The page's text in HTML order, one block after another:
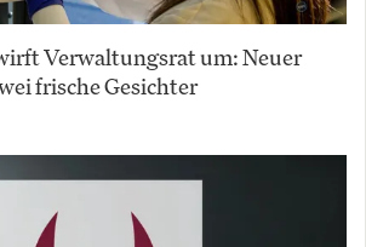
Verwaltungsrat um: Neuer
frische Gesichter